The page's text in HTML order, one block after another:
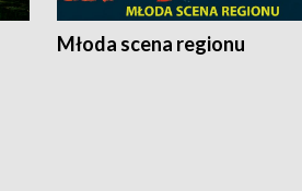
Młoda scena regionu